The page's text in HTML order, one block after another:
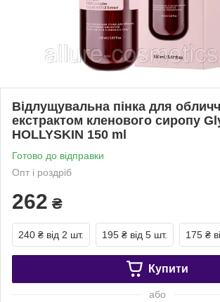
Відлущувальна пінка для
екстрактом кленового сиропу
HOLLYSKIN 150 ml
Готово до відправки
Опт і роздріб
262 ₴
240 ₴ від 2 шт. 195 ₴ від 5 шт. 175 ₴
Купити
або